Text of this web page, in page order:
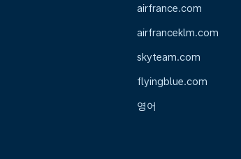
airfrance.com
airfranceklm.com
skyteam.com
flyingblue.com
영어